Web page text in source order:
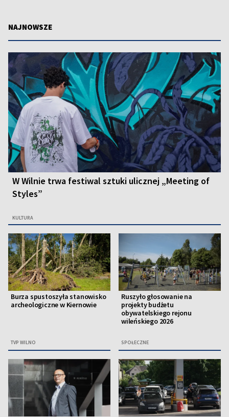
NAJNOWSZE
W Wilnie trwa festiwal sztuki ulicznej „Meeting of
Styles”
KULTURA
Burza spustoszyła stanowisko
archeologiczne w Kiernowie
TVP WILNO
Ruszyło głosowanie na
projekty budżetu
obywatelskiego rejonu
wileńskiego 2026
SPOŁECZNE